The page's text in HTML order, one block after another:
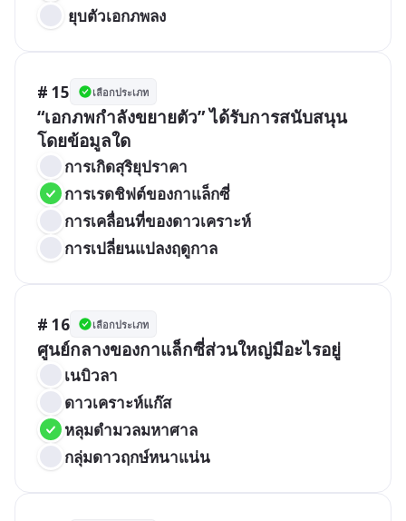
ยุบตัวเอกภพลง
# 15 เลือกประเภท
“เอกภพกำลังขยายตัว” ได้รับการสนับสนุน
โดยข้อมูลใด
การเกิดสุริยุปราคา
การเรดชิฟต์ของกาแล็กซี่
การเคลื่อนที่ของดาวเคราะห์
การเปลี่ยนแปลงฤดูกาล
# 16 เลือกประเภท
ศูนย์กลางของกาแล็กซี่ส่วนใหญ่มีอะไรอยู่
เนบิวลา
ดาวเคราะห์แก๊ส
หลุมดำมวลมหาศาล
กลุ่มดาวฤกษ์หนาแน่น